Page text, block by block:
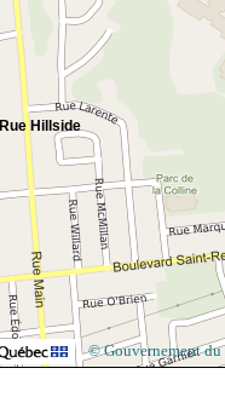
Rue Hillside
© Gouvernement du